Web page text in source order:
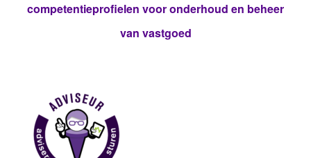
competentieprofielen voor onderhoud en beheer
van vastgoed